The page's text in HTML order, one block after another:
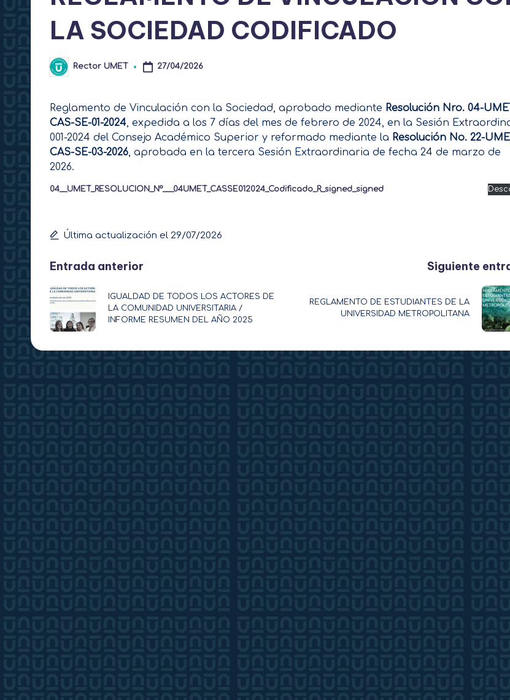
LA SOCIEDAD CODIFICADO
Publicado
por
Rector UMET 27/04/2026
Reglamento de Vinculación con la Sociedad, aprobado mediante Resolución Nro. 04-
CAS-SE-01-2024, expedida a los 7 días del mes de febrero de 2024, en la Sesión
001-2024 del Consejo Académico Superior y reformado mediante la Resolución No. 22-
CAS-SE-03-2026, aprobada en la tercera Sesión Extraordinaria de fecha 24 de marzo de
2026.
04__UMET_RESOLUCION_Nº___04UMET_CASSE012024_Codificado_R_signed_signed
Última actualización el 29/07/2026
Navegación
de
entradas
Entrada anterior
IGUALDAD DE TODOS LOS ACTORES DE
LA COMUNIDAD UNIVERSITARIA /
INFORME RESUMEN DEL AÑO 2025
Siguiente
REGLAMENTO DE ESTUDIANTES DE LA
UNIVERSIDAD METROPOLITANA